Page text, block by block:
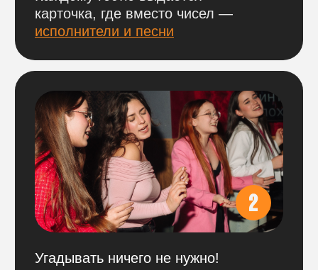
Обращаем внимание, что цена указана
сразу за весь стол. Цена фиксирована
и не меняется при уменьшении
количества участников за ним.
Бронь не возвращается в день игры,
но деньги можно сохранить и перенести
ВАЖНО
по 100% предоплате.
Оплатить можно по ссылке ниже,
выбрав нужный город и игровой день.
БРОНЬ СТОЛОВ